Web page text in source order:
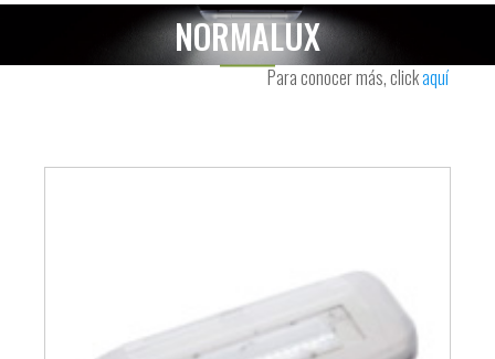
NORMALUX
Para conocer más, clickaquí